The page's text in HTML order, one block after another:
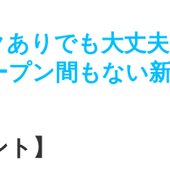
りでも大丈
ン間もない
】